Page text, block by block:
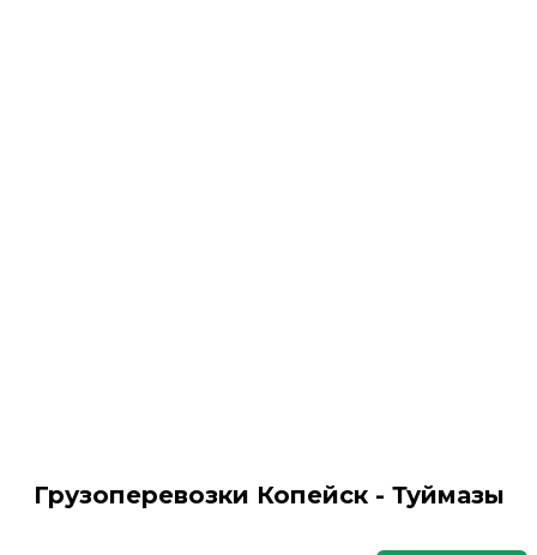
Грузоперевозки Копейск - Туймазы